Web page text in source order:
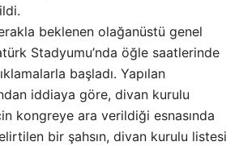
beklenen olağanüstü genel
Stadyumu’nda öğle saatlerinde
başladı. Yapılan
iddiaya göre, divan kurulu
kongreye ara verildiği esnasında
bir şahsın, divan kurulu listesi